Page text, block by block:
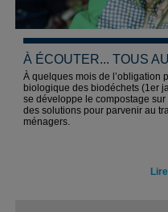
À ÉCOUTER... TOUS
À quelques mois de l’obligation
biologique des biodéchets (1er
se développe le compostage
des solutions pour parvenir au
ménagers.